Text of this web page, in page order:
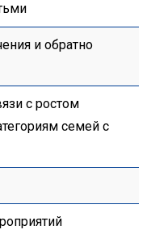
и обратно
с ростом
семей с